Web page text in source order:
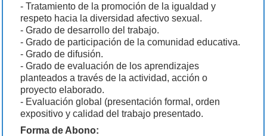
- Tratamiento de la promoción de la igualdad y
respeto hacia la diversidad afectivo sexual.
- Grado de desarrollo del trabajo.
- Grado de participación de la comunidad educativa.
- Grado de difusión.
- Grado de evaluación de los aprendizajes
planteados a través de la actividad, acción o
proyecto elaborado.
- Evaluación global (presentación formal, orden
expositivo y calidad del trabajo presentado.
Forma de Abono: